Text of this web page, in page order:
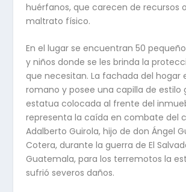
huérfanos, que carecen de recursos
maltrato físico.
En el lugar se encuentran 50
y niños donde se les brinda la
que necesitan. La fachada del hogar
romano y posee una capilla de estilo
estatua colocada al frente del
representa la caída en combate del
Adalberto Guirola, hijo de don Ángel
Cotera, durante la guerra de El
Guatemala, para los terremotos la
sufrió severos daños.